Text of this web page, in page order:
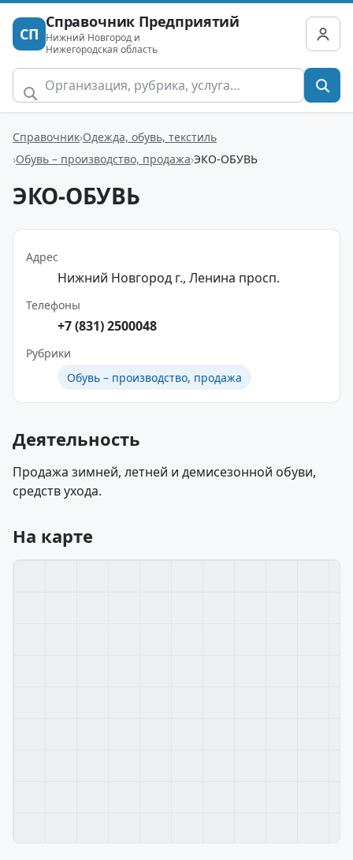
СП
Справочник Предприятий
Нижний Новгород и
Нижегородская область
Справочник Одежда, обувь, текстиль
Обувь – производство, продажа ЭКО-ОБУВЬ
ЭКО-ОБУВЬ
Адрес
Нижний Новгород г., Ленина просп.
Телефоны
+7 (831) 2500048
Рубрики
Обувь – производство, продажа
Деятельность
Продажа зимней, летней и демисезонной обуви,
средств ухода.
На карте